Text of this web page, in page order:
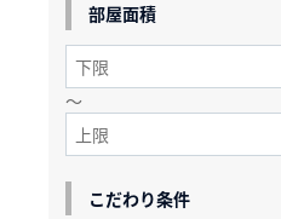
部屋面積
～
こだわり条件